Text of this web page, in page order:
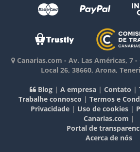
Canarias.com - Av. Las Américas, 7 -
Local 26, 38660, Arona,
Blog| A empresa| Contato |
Trabalhe connosco | Termos e
Privacidade| Uso de cookies|
Canarias.com |
Portal de
Acerca de nós